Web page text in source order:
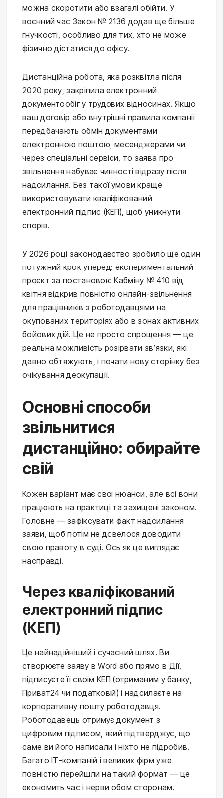
можна скоротити або взагалі обійти. У
воєнний час Закон № 2136 додав ще більше
гнучкості, особливо для тих, хто не може
фізично дістатися до офісу.
Дистанційна робота, яка розквітла після
2020 року, закріпила електронний
документообіг у трудових відносинах. Якщо
ваш договір або внутрішні правила компанії
передбачають обмін документами
електронною поштою, месенджерами чи
через спеціальні сервіси, то заява про
звільнення набуває чинності відразу після
надсилання. Без такої умови краще
використовувати кваліфікований
електронний підпис (КЕП), щоб уникнути
спорів.
У 2026 році законодавство зробило ще один
потужний крок уперед: експериментальний
проєкт за постановою Кабміну № 410 від
квітня відкрив повністю онлайн-звільнення
для працівників з роботодавцями на
окупованих територіях або в зонах активних
бойових дій. Це не просто спрощення — це
реальна можливість розірвати зв’язки, які
давно обтяжують, і почати нову сторінку без
очікування деокупації.
Основні способи
звільнитися
дистанційно: обирайте
свій
Кожен варіант має свої нюанси, але всі вони
працюють на практиці та захищені законом.
Головне — зафіксувати факт надсилання
заяви, щоб потім не довелося доводити
свою правоту в суді. Ось як це виглядає
насправді.
Через кваліфікований
електронний підпис
(КЕП)
Це найнадійніший і сучасний шлях. Ви
створюєте заяву в Word або прямо в Дії,
підписуєте її своїм КЕП (отриманим у банку,
Приват24 чи податковій) і надсилаєте на
корпоративну пошту роботодавця.
Роботодавець отримує документ з
цифровим підписом, який підтверджує, що
саме ви його написали і ніхто не підробив.
Багато ІТ-компаній і великих фірм уже
повністю перейшли на такий формат — це
економить час і нерви обом сторонам.